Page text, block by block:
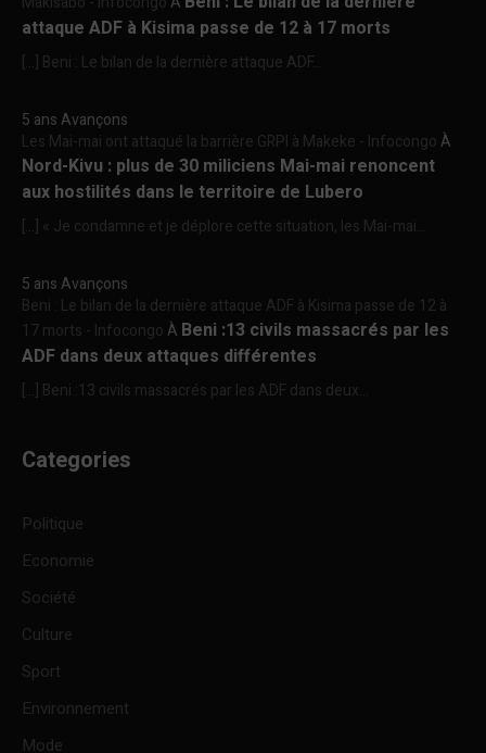
attaque ADF à Kisima passe de 12 à 17 morts
[…] Beni : Le bilan de la dernière attaque ADF...
5 ans Avançons
Les Mai-mai ont attaqué la barrière GRPI à Makeke - InfocongoÀ
Nord-Kivu : plus de 30 miliciens Mai-mai renoncent
aux hostilités dans le territoire de Lubero
[…] « Je condamne et je déplore cette situation, les Mai-mai...
5 ans Avançons
Beni : Le bilan de la dernière attaque ADF à Kisima passe de 12 à
17 morts - InfocongoÀ Beni :13 civils massacrés par les
ADF dans deux attaques différentes
[…] Beni :13 civils massacrés par les ADF dans deux...
Categories
Politique
Economie
Société
Culture
Sport
Environnement
Mode